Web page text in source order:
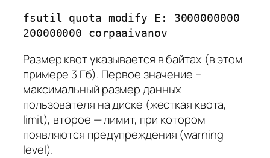
fsutil quota modify E: 3000000000
200000000 corpaaivanov
Размер квот указывается в байтах (в этом
примере 3 Гб). Первое значение –
максимальный размер данных
пользователя на диске (жесткая квота,
limit), второе — лимит, при котором
появляются предупреждения (warning
level).